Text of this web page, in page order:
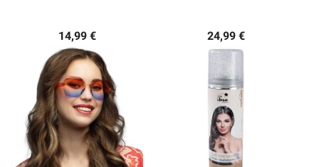
14,99 € 24,99 €